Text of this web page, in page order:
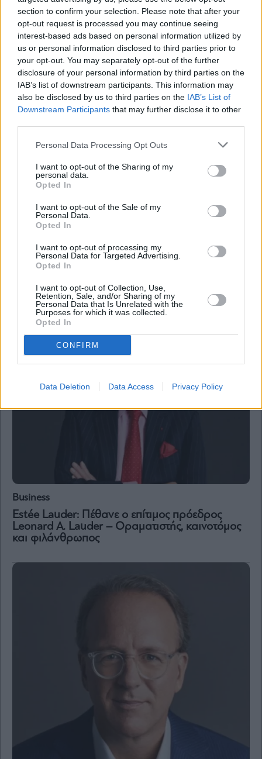
section to confirm your selection. Please note that after your
opt-out request is processed you may continue seeing
interest-based ads based on personal information utilized by
us or personal information disclosed to third parties prior to
your opt-out. You may separately opt-out of the further
disclosure of your personal information by third parties on the
IAB’s list of downstream participants. This information may
also be disclosed by us to third parties on the IAB’s List of
Downstream Participants that may further disclose it to other
Personal Data Processing Opt Outs
I want to opt-out of the Sharing of my
personal data.
Opted In
I want to opt-out of the Sale of my
Personal Data.
Opted In
I want to opt-out of processing my
Personal Data for Targeted Advertising.
Opted In
I want to opt-out of Collection, Use,
Retention, Sale, and/or Sharing of my
Personal Data that Is Unrelated with the
Purposes for which it was collected.
Opted In
CONFIRM
Data Deletion Data Access Privacy Policy
Business
Kering-L’Oréal: Όλο το παρασκήνιο πίσω από το
deal των 4 δισ. και τη στρατηγική σύμπραξη
των δύο κολοσσών
Bons Vivants
Estée Lauder: Η μυθική ιστορία του ιδρυτή της
εταιρείας, Λέοναρντ Λόντερ – Ο τελευταίος
gentleman μιας διαφορετικής εποχής
Business
Estée Lauder: Πέθανε ο επίτιμος πρόεδρος
Leonard A. Lauder – Οραματιστής, καινοτόμος
και φιλάνθρωπος